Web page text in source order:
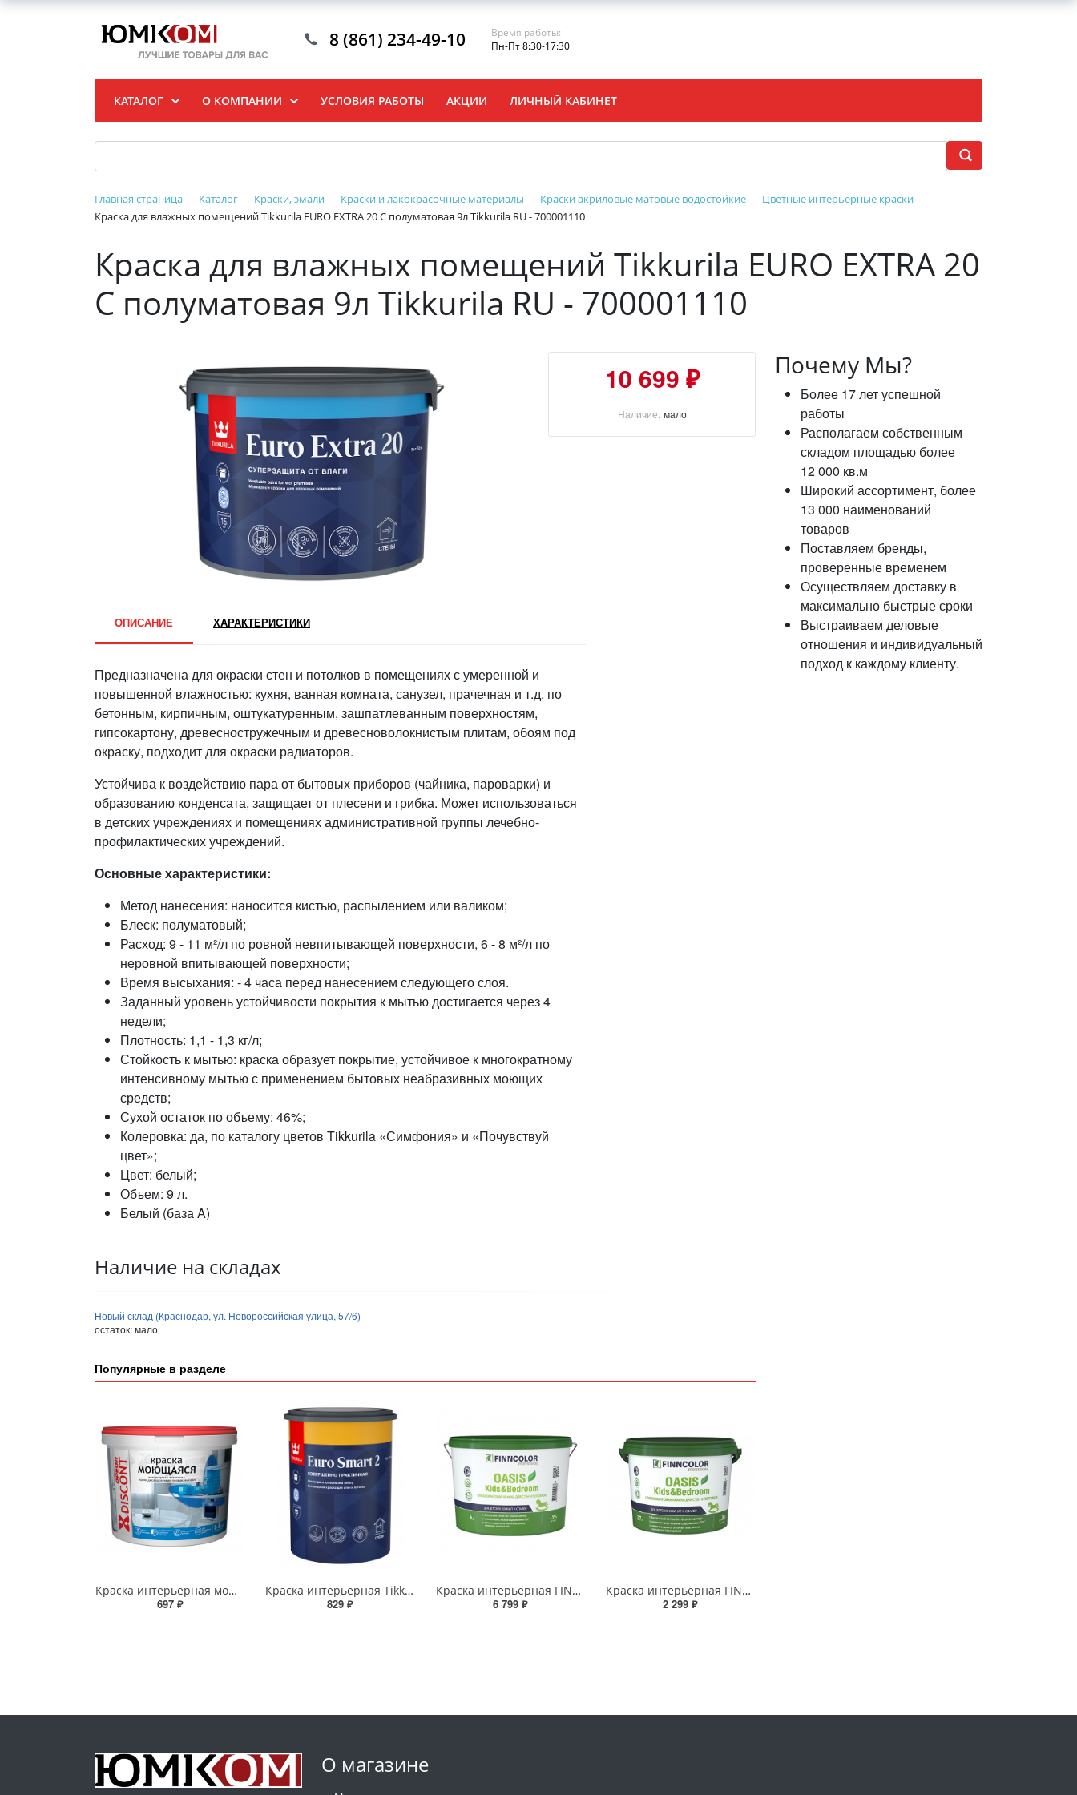
8 (861) 234-49-10
Время работы:
Пн-Пт 8:30-17:30
КАТАЛОГ О КОМПАНИИ УСЛОВИЯ РАБОТЫ АКЦИИ ЛИЧНЫЙ КАБИНЕТ
Главная страница Каталог Краски, эмали Краски и лакокрасочные материалы Краски акриловые матовые водостойкие
Цветные интерьерные краски
Краска для влажных помещений Tikkurila EURO EXTRA 20 C полуматовая 9л Tikkurila RU - 700001110
Краска для влажных помещений Tikkurila EURO EXTRA 20
C полуматовая 9л Tikkurila RU - 700001110
10 699 ₽
Наличие: мало
ОПИСАНИЕ ХАРАКТЕРИСТИКИ
Предназначена для окраски стен и потолков в помещениях с умеренной и
повышенной влажностью: кухня, ванная комната, санузел, прачечная и т.д. по
бетонным, кирпичным, оштукатуренным, зашпатлеванным поверхностям,
гипсокартону, древесностружечным и древесноволокнистым плитам, обоям под
окраску, подходит для окраски радиаторов.
Устойчива к воздействию пара от бытовых приборов (чайника, пароварки) и
образованию конденсата, защищает от плесени и грибка. Может использоваться
в детских учреждениях и помещениях административной группы лечебно-
профилактических учреждений.
Основные характеристики:
Метод нанесения: наносится кистью, распылением или валиком;
Блеск: полуматовый;
Расход: 9 - 11 м²/л по ровной невпитывающей поверхности, 6 - 8 м²/л по
неровной впитывающей поверхности;
Время высыхания: - 4 часа перед нанесением следующего слоя.
Заданный уровень устойчивости покрытия к мытью достигается через 4
недели;
Плотность: 1,1 - 1,3 кг/л;
Стойкость к мытью: краска образует покрытие, устойчивое к многократному
интенсивному мытью с применением бытовых неабразивных моющих
средств;
Сухой остаток по объему: 46%;
Колеровка: да, по каталогу цветов Tikkurila «Симфония» и «Почувствуй
цвет»;
Цвет: белый;
Объем: 9 л.
Белый (база A)
Наличие на складах
Новый склад (Краснодар, ул. Новороссийская улица, 57/6)
остаток:мало
Популярные в разделе
Краска интерьерная моющаяся водно-дисперсионная полиакриловая белая матовая "ОРЕОЛ ДИСКОНТ" 3 кг EMPILS - 5420
697 ₽
Краска интерьерная Tikkurila EURO SMART 2 A глубокоматовая 0,9л Tikkurila RU - 700009614
829 ₽
Краска интерьерная FINNCOLOR OASIS Kids&Bedroom A матовая 9л FINNCOLOR - 700014310
6 799 ₽
Краска интерьерная FINNCOLOR OASIS Kids&Bedroom С матовая 2,7л FINNCOLOR - 700014312
2 299 ₽
Почему Мы?
Более 17 лет успешной
работы
Располагаем собственным
складом площадью более
12 000 кв.м
Широкий ассортимент, более
13 000 наименований
товаров
Поставляем бренды,
проверенные временем
Осуществляем доставку в
максимально быстрые сроки
Выстраиваем деловые
отношения и индивидуальный
подход к каждому клиенту.
О магазине